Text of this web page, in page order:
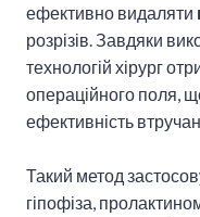
ефективно видаляти
розрізів. Завдяки
технологій хірург
операційного поля,
ефективність
Такий метод
гіпофіза,